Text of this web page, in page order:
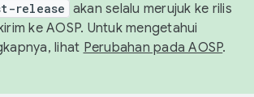
release akan selalu merujuk ke rilis
ke AOSP. Untuk mengetahui
lihat Perubahan pada AOSP.